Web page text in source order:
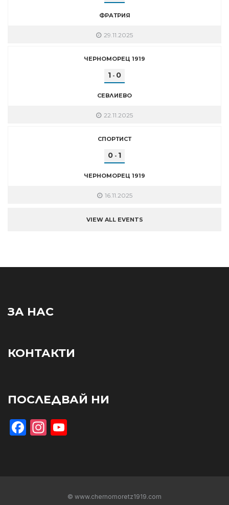
ФРАТРИЯ
29.11.2025
ЧЕРНОМОРЕЦ 1919
1 - 0
СЕВЛИЕВО
22.11.2025
СПОРТИСТ
0 - 1
ЧЕРНОМОРЕЦ 1919
16.11.2025
VIEW ALL EVENTS
ЗА НАС
КОНТАКТИ
ПОСЛЕДВАЙ НИ
Facebook
Instagram
© www.chernomoretz1919.com